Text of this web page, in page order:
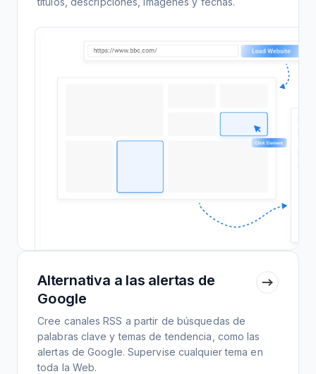
Alternativa a las alertas de
Google
Cree canales RSS a partir de búsquedas de
palabras clave y temas de tendencia, como las
alertas de Google. Supervise cualquier tema en
toda la Web.